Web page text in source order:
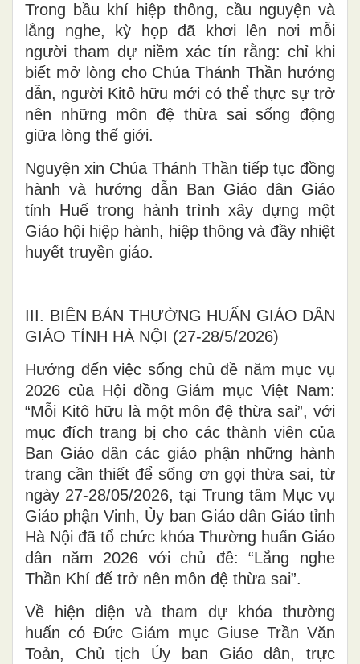
Trong bầu khí hiệp thông, cầu nguyện và
lắng nghe, kỳ họp đã khơi lên nơi mỗi
người tham dự niềm xác tín rằng: chỉ khi
biết mở lòng cho Chúa Thánh Thần hướng
dẫn, người Kitô hữu mới có thể thực sự trở
nên những môn đệ thừa sai sống động
giữa lòng thế giới.
Nguyện xin Chúa Thánh Thần tiếp tục đồng
hành và hướng dẫn Ban Giáo dân Giáo
tỉnh Huế trong hành trình xây dựng một
Giáo hội hiệp hành, hiệp thông và đầy nhiệt
huyết truyền giáo.
III. BIÊN BẢN THƯỜNG HUẤN GIÁO DÂN
GIÁO TỈNH HÀ NỘI (27-28/5/2026)
Hướng đến việc sống chủ đề năm mục vụ
2026 của Hội đồng Giám mục Việt Nam:
“Mỗi Kitô hữu là một môn đệ thừa sai”, với
mục đích trang bị cho các thành viên của
Ban Giáo dân các giáo phận những hành
trang cần thiết để sống ơn gọi thừa sai, từ
ngày 27-28/05/2026, tại Trung tâm Mục vụ
Giáo phận Vinh, Ủy ban Giáo dân Giáo tỉnh
Hà Nội đã tổ chức khóa Thường huấn Giáo
dân năm 2026 với chủ đề: “Lắng nghe
Thần Khí để trở nên môn đệ thừa sai”.
Về hiện diện và tham dự khóa thường
huấn có Đức Giám mục Giuse Trần Văn
Toản, Chủ tịch Ủy ban Giáo dân, trực